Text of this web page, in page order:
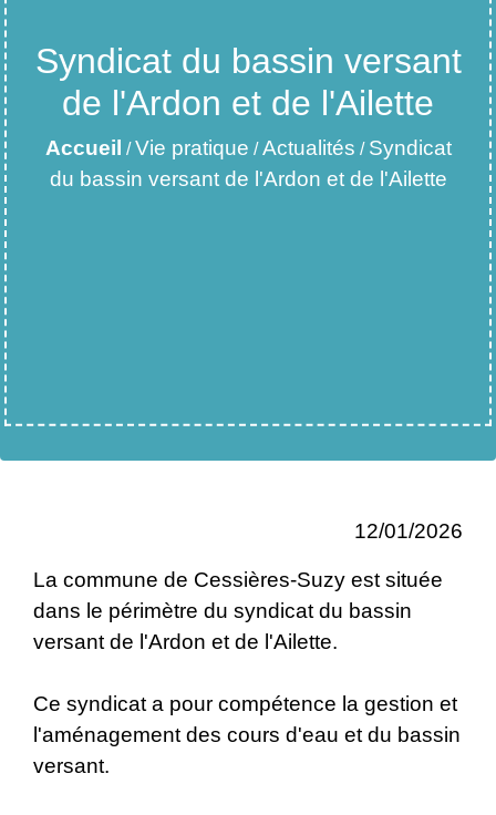
Syndicat du bassin versant
de l'Ardon et de l'Ailette
Accueil /Vie pratique /Actualités / Syndicat
du bassin versant de l'Ardon et de l'Ailette
12/01/2026
La commune de Cessières-Suzy est située
dans le périmètre du syndicat du bassin
versant de l'Ardon et de l'Ailette.
Ce syndicat a pour compétence la gestion et
l'aménagement des cours d'eau et du bassin
versant.